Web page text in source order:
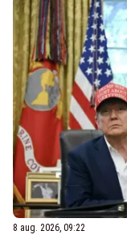
8 aug. 2026, 09:22